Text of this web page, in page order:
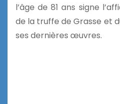
l’âge de 81 ans signe
de la truffe de Grasse et
ses dernières œuvres.